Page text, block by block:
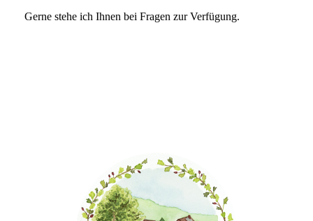
Gerne stehe ich Ihnen bei Fragen zur Verfügung.